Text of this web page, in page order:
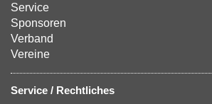
Service
Sponsoren
Verband
Vereine
Service / Rechtliches